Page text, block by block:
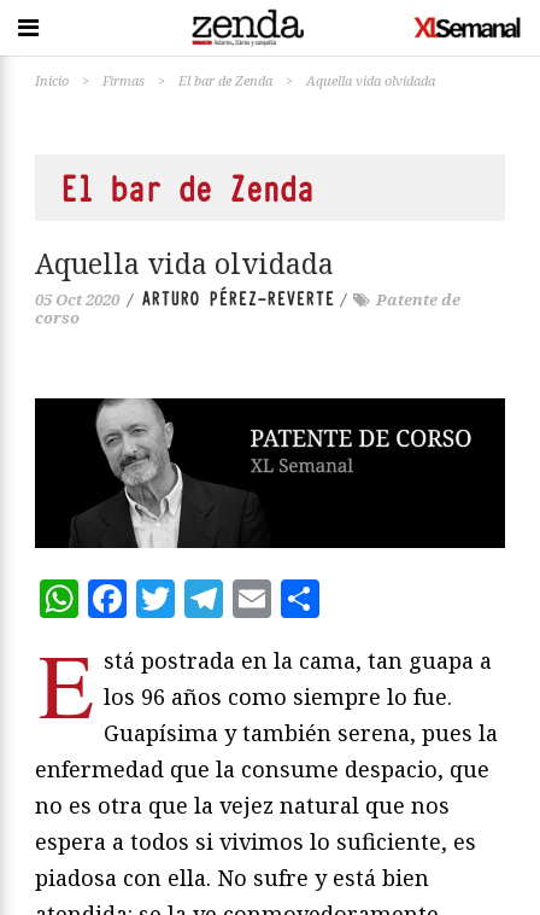
Inicio > Firmas > El bar de Zenda > Aquella vida olvidada
El bar de Zenda
Aquella vida olvidada
05 Oct 2020 / ARTURO PÉREZ-REVERTE /
Patente de
corso
WhatsApp
Facebook
Twitter
Telegram
Email
E stá postrada en la cama, tan guapa a
los 96 años como siempre lo fue.
Guapísima y también serena, pues la
enfermedad que la consume despacio, que
no es otra que la vejez natural que nos
espera a todos si vivimos lo suficiente, es
piadosa con ella. No sufre y está bien